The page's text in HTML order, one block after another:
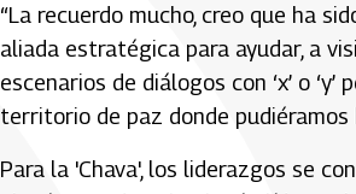
“La recuerdo mucho, creo que ha
aliada estratégica para ayudar, a
escenarios de diálogos con ‘x’ o
territorio de paz donde pudiéramos
Para la 'Chava', los liderazgos se